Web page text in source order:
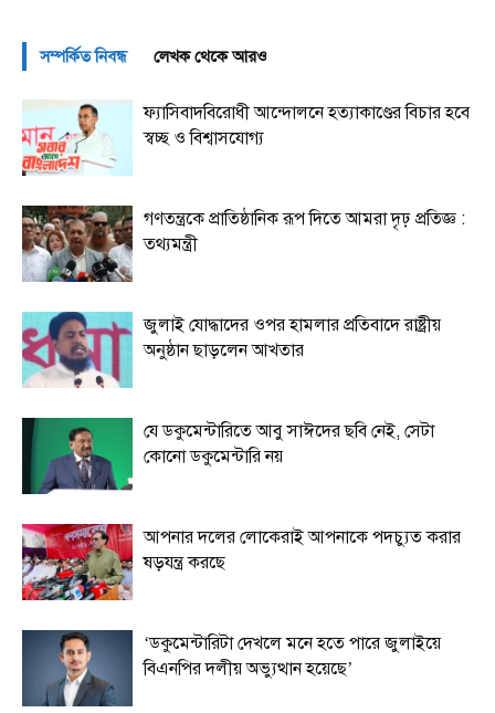
সম্পর্কিত নিবন্ধ লেখক থেকে আরও
ফ্যাসিবাদবিরোধী আন্দোলনে হত্যাকাণ্ডের বিচার হবে
স্বচ্ছ ও বিশ্বাসযোগ্য
গণতন্ত্রকে প্রাতিষ্ঠানিক রূপ দিতে আমরা দৃঢ় প্রতিজ্ঞ :
তথ্যমন্ত্রী
জুলাই যোদ্ধাদের ওপর হামলার প্রতিবাদে রাষ্ট্রীয়
অনুষ্ঠান ছাড়লেন আখতার
যে ডকুমেন্টারিতে আবু সাঈদের ছবি নেই, সেটা
কোনো ডকুমেন্টারি নয়
আপনার দলের লোকেরাই আপনাকে পদচ্যুত করার
ষড়যন্ত্র করছে
‘ডকুমেন্টারিটা দেখলে মনে হতে পারে জুলাইয়ে
বিএনপির দলীয় অভ্যুত্থান হয়েছে’